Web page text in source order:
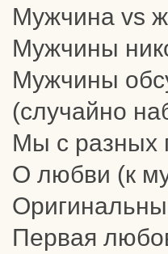
Мужчина vs
Мужчины
Мужчины
(случайно
Мы с разных
О любви (к
Первая